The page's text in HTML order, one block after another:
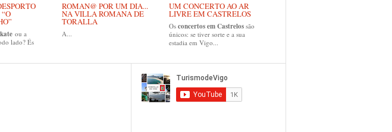
ou a
lado? És
ROMAN@ POR UM DIA...
NA VILLA ROMANA DE
TORALLA
A...
UM CONCERTO AO AR
LIVRE EM CASTRELOS
Os concertos em Castrelos são
únicos: se tiver sorte e a sua
estadia em Vigo...